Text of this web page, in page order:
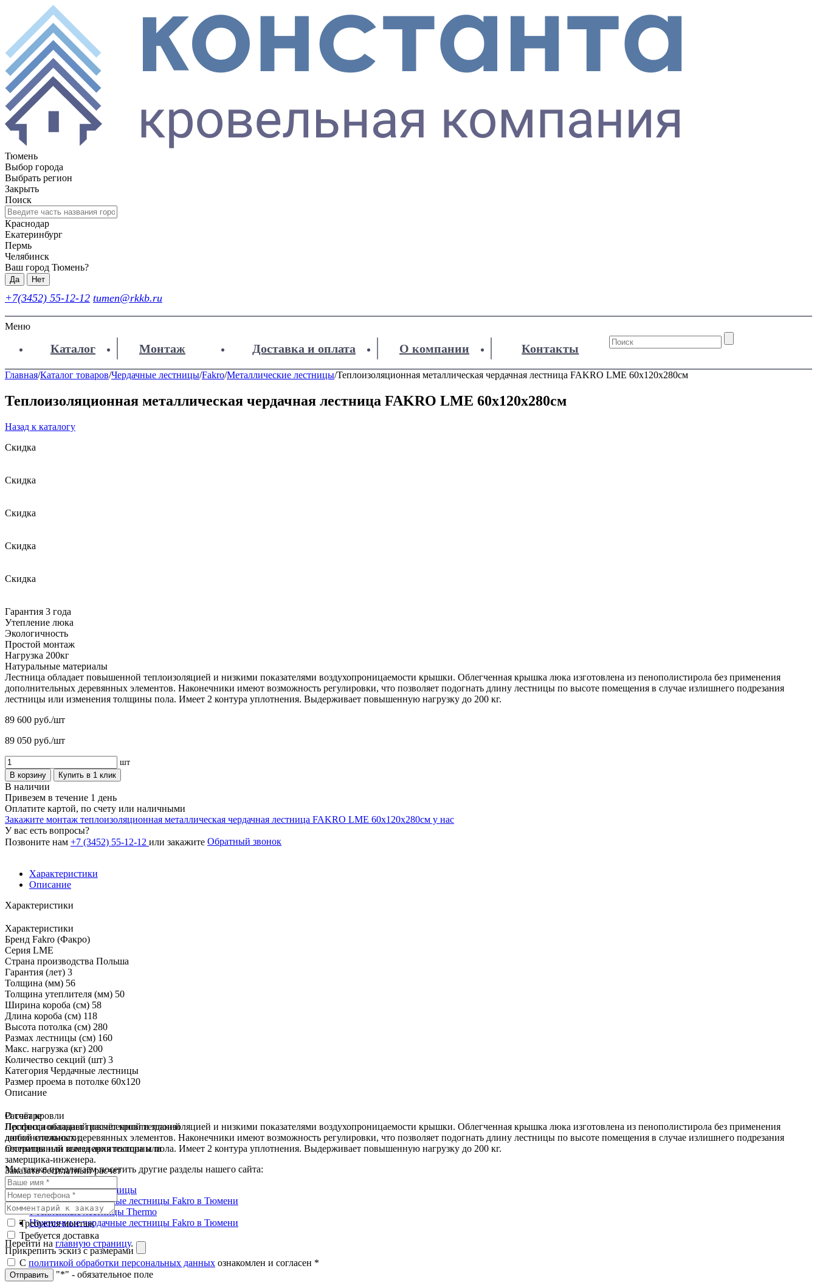
Тюмень
Выбор города
Выбрать регион
Закрыть
Поиск
Краснодар
Екатеринбург
Пермь
Челябинск
Ваш город Тюмень?
Да Нет
+7(3452) 55-12-12 tumen@rkkb.ru
Меню
Каталог Монтаж Доставка и оплата О компании Контакты
Главная/Каталог товаров/Чердачные лестницы/Fakro/Металлические лестницы/Теплоизоляционная металлическая чердачная лестница FAKRO LME 60х120х280см
Теплоизоляционная металлическая чердачная лестница FAKRO LME 60х120х280см
Назад к каталогу
Скидка
Скидка
Скидка
Скидка
Скидка
Гарантия 3 года
Утепление люка
Экологичность
Простой монтаж
Нагрузка 200кг
Натуральные материалы
Лестница обладает повышенной теплоизоляцией и низкими показателями воздухопроницаемости крышки. Облегченная крышка люка изготовлена из пенополистирола без применения
дополнительных деревянных элементов. Наконечники имеют возможность регулировки, что позволяет подогнать длину лестницы по высоте помещения в случае излишнего подрезания
лестницы или изменения толщины пола. Имеет 2 контура уплотнения. Выдерживает повышенную нагрузку до 200 кг.
89 600 руб./шт
89 050 руб./шт
шт
В корзину
Купить в 1 клик
В наличии
Привезем в течение 1 день
Оплатите картой, по счету или наличными
Закажите монтаж теплоизоляционная металлическая чердачная лестница FAKRO LME 60х120х280см у нас
У вас есть вопросы?
Позвоните нам +7 (3452) 55-12-12 или закажите Обратный звонок
Характеристики
Описание
Характеристики
Характеристики
Бренд Fakro (Факро)
Серия LME
Страна производства Польша
Гарантия (лет) 3
Толщина (мм) 56
Толщина утеплителя (мм) 50
Ширина короба (см) 58
Длина короба (см) 118
Высота потолка (см) 280
Размах лестницы (см) 160
Макс. нагрузка (кг) 200
Количество секций (шт) 3
Категория Чердачные лестницы
Размер проема в потолке 60x120
Описание
О товаре
Лестница обладает повышенной теплоизоляцией и низкими показателями воздухопроницаемости крышки. Облегченная крышка люка изготовлена из пенополистирола без применения
дополнительных деревянных элементов. Наконечники имеют возможность регулировки, что позволяет подогнать длину лестницы по высоте помещения в случае излишнего подрезания
лестницы или изменения толщины пола. Имеет 2 контура уплотнения. Выдерживает повышенную нагрузку до 200 кг.
Мы также предлагаем посетить другие разделы нашего сайта:
Металлические лестницы
Деревянные чердачные лестницы Fakro в Тюмени
Утепленные лестницы Thermo
Ножничные чердачные лестницы Fakro в Тюмени
Перейти на главную страницу.
Расчёт кровли
Профессиональный расчёт кровли зданий
любой сложности.
Оперативный выезд архитектора или
замерщика-инженера.
Заказать бесплатный расчет
Требуется монтаж
Требуется доставка
Прикрепить эскиз с размерами
С политикой обработки персональных данных ознакомлен и согласен *
Отправить "*" - обязательное поле